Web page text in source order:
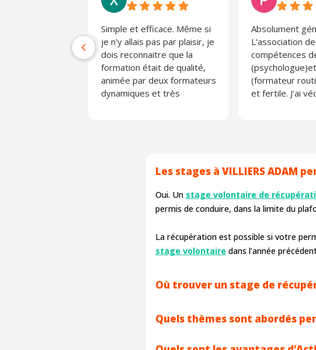
Simple et efficace. Même si
je n'y allais pas par plaisir, je
dois reconnaitre que la
formation était de qualité,
animée par deux formateurs
dynamiques et très
Absolument
L'association
compétences
(formateur
et fertile. J'ai
Les stages à VILLIERS ADAM
Oui. Un stage volontaire de
permis de conduire, dans la limite du
La récupération est possible si votre
stage volontaire dans l’année
Où trouver un stage de
Quels thèmes sont abordés